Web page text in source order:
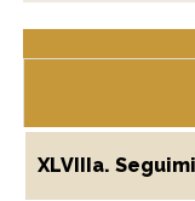
XLVIIIa.